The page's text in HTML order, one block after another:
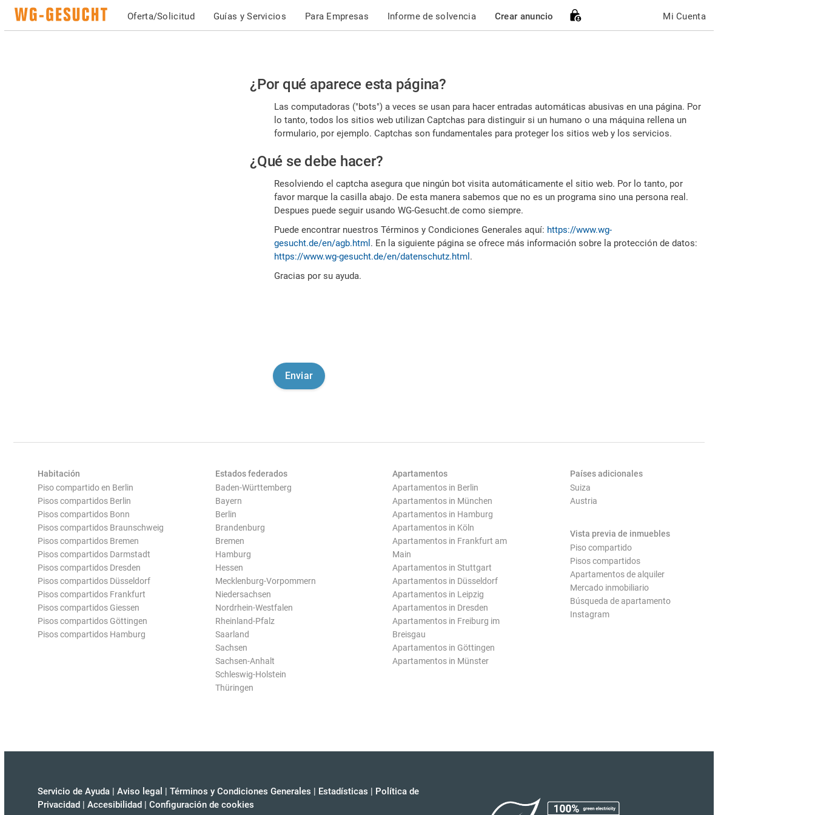
Oferta/Solicitud Guías y Servicios Para Empresas Informe de solvencia Crear anuncio Mi Cuenta
Por
favor,
confirme
es
humano
¿Por qué aparece esta página?
Las computadoras ("bots") a veces se usan para hacer entradas automáticas abusivas en una página. Por
lo tanto, todos los sitios web utilizan Captchas para distinguir si un humano o una máquina rellena un
formulario, por ejemplo. Captchas son fundamentales para proteger los sitios web y los servicios.
¿Qué se debe hacer?
Resolviendo el captcha asegura que ningún bot visita automáticamente el sitio web. Por lo tanto, por
favor marque la casilla abajo. De esta manera sabemos que no es un programa sino una persona real.
Despues puede seguir usando WG-Gesucht.de como siempre.
Puede encontrar nuestros Términos y Condiciones Generales aquí: https://www.wg-
gesucht.de/en/agb.html . En la siguiente página se ofrece más información sobre la protección de datos:
https://www.wg-gesucht.de/en/datenschutz.html .
Gracias por su ayuda.
Habitación
Piso compartido en Berlin
Pisos compartidos Berlin
Pisos compartidos Bonn
Pisos compartidos Braunschweig
Pisos compartidos Bremen
Pisos compartidos Darmstadt
Pisos compartidos Dresden
Pisos compartidos Düsseldorf
Pisos compartidos Frankfurt
Pisos compartidos Giessen
Pisos compartidos Göttingen
Pisos compartidos Hamburg
Estados federados
Baden-Württemberg
Bayern
Berlin
Brandenburg
Bremen
Hamburg
Hessen
Mecklenburg-Vorpommern
Niedersachsen
Nordrhein-Westfalen
Rheinland-Pfalz
Saarland
Sachsen
Sachsen-Anhalt
Schleswig-Holstein
Thüringen
Apartamentos
Apartamentos in Berlin
Apartamentos in München
Apartamentos in Hamburg
Apartamentos in Köln
Apartamentos in Frankfurt am
Main
Apartamentos in Stuttgart
Apartamentos in Düsseldorf
Apartamentos in Leipzig
Apartamentos in Dresden
Apartamentos in Freiburg im
Breisgau
Apartamentos in Göttingen
Apartamentos in Münster
Países adicionales
Suiza
Austria
Vista previa de inmuebles
Piso compartido
Pisos compartidos
Apartamentos de alquiler
Mercado inmobiliario
Búsqueda de apartamento
Instagram
Servicio de Ayuda | Aviso legal | Términos y Condiciones Generales | Estadísticas | Política de
Privacidad | Accesibilidad | Configuración de cookies